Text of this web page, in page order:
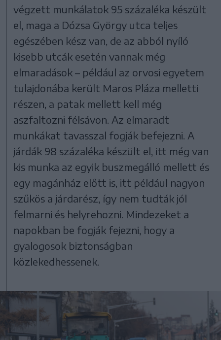
végzett munkálatok 95 százaléka készült
el, maga a Dózsa György utca teljes
egészében kész van, de az abból nyíló
kisebb utcák esetén vannak még
elmaradások – például az orvosi egyetem
tulajdonába került Maros Pláza melletti
részen, a patak mellett kell még
aszfaltozni félsávon. Az elmaradt
munkákat tavasszal fogják befejezni. A
járdák 98 százaléka készült el, itt még van
kis munka az egyik buszmegálló mellett és
egy magánház előtt is, itt például nagyon
szűkös a járdarész, így nem tudták jól
felmarni és helyrehozni. Mindezeket a
napokban be fogják fejezni, hogy a
gyalogosok biztonságban
közlekedhessenek.